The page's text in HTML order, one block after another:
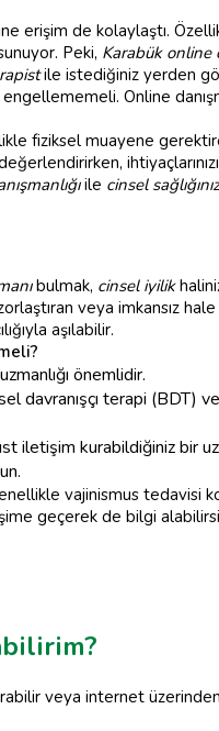
erişim de kolaylaştı.
Peki, Karabük online
ile istediğiniz yerden
Online
fiziksel muayene
ile cinsel
bulmak, cinsel iyilik
veya imkansız
aşılabilir.
önemlidir.
davranışçı terapi (BDT)
iletişim kurabildiğiniz bir
vajinismus tedavisi
geçerek de bilgi
veya internet